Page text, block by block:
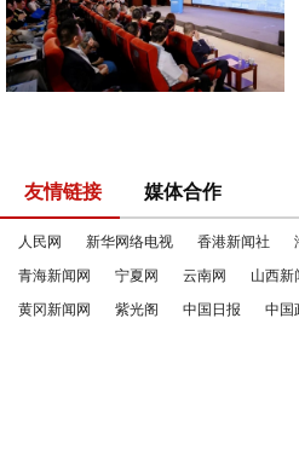
友情链接 媒体合作
人民网 新华网络电视 香港新闻社
青海新闻网
宁夏网 云南网 山西新
黄冈新闻网
紫光阁 中国日报 中国